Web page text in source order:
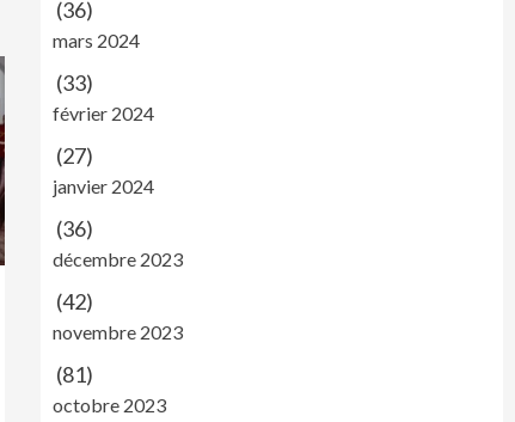
(36)
mars 2024
(33)
février 2024
(27)
janvier 2024
(36)
décembre 2023
(42)
novembre 2023
(81)
octobre 2023